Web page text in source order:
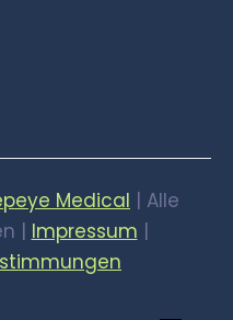
Medical | Alle
| Impressum